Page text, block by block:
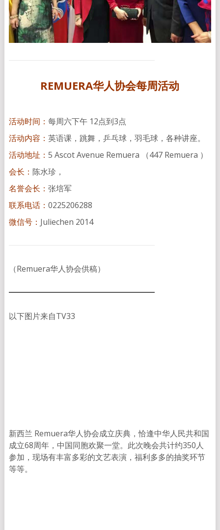
REMUERA华人协会每周活动
活动时间： 每周六下午 12点到3点
活动内容： 英语课，跳舞，乒乓球，羽毛球，各种讲座。
活动地址： 5 Ascot Avenue Remuera （447 Remuera ）
会长： 陈水珍，
名誉会长： 张培军
联系电话： 0225206288
微信号： Juliechen 2014
（Remuera华人协会供稿）
以下图片来自TV33
新西兰 Remuera华人协会成立庆典，恰逢中华人民共和国
成立68周年，中国同胞欢聚一堂。此次晚会共计约350人
参加，现场有丰富多彩的文艺表演，福利多多的抽奖环节
等等。